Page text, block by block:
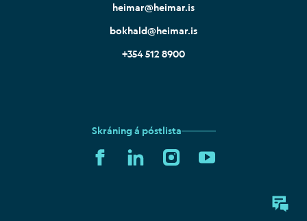
heimar@heimar.is
bokhald@heimar.is
+354 512 8900
Skráning á póstlista